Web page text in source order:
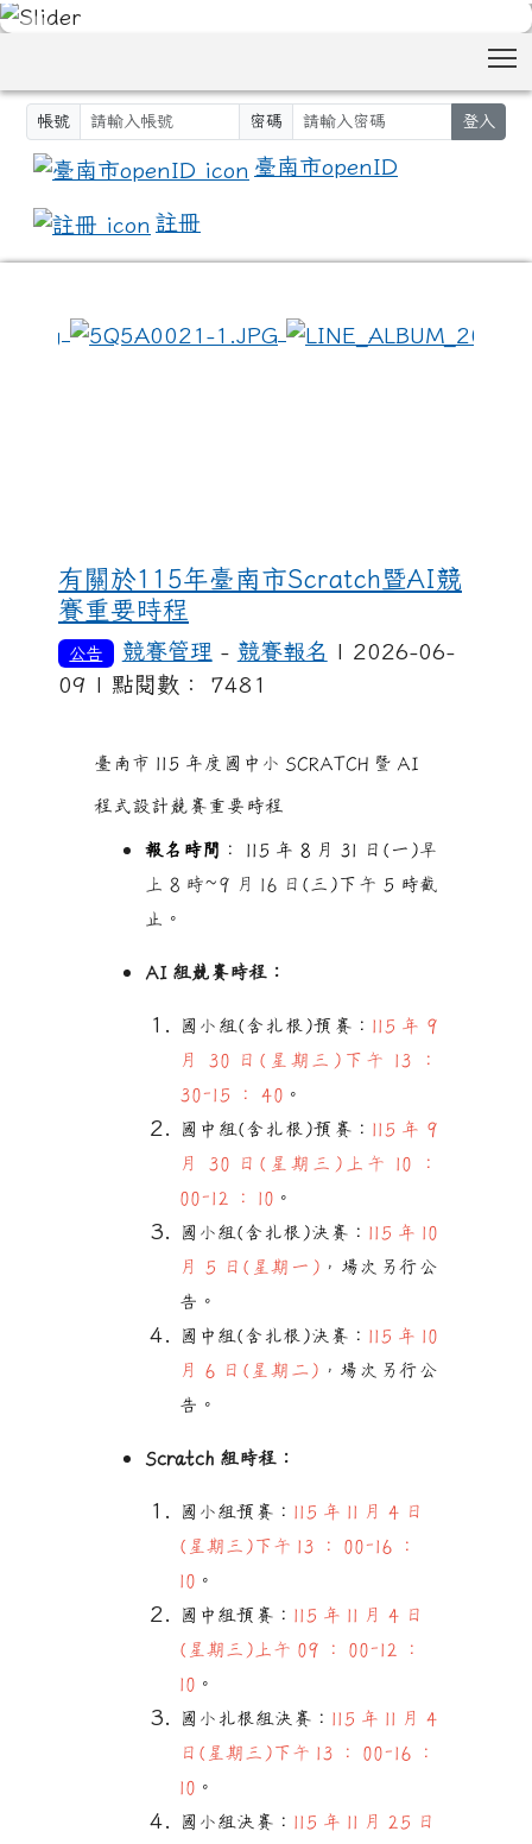
帳號 密碼 登入
臺南市openID
註冊
photo-253
有關於115年臺南市Scratch暨AI競
賽重要時程
公告 競賽管理 - 競賽報名 | 2026-06-
09 | 點閱數： 7481
臺南市 115 年度國中小 SCRATCH 暨 AI
程式設計競賽重要時程
報名時間 ： 115 年 8 月 31 日(一)早
上 8 時~9 月 16 日 (三)下午 5 時截
止。
AI 組競賽時程：
國小組(含扎根)預賽： 115 年 9
月 30 日(星期三)下午 13 ：
30-15 ： 40 。
國中組(含扎根)預賽： 115 年 9
月 30 日(星期三)上午 10 ：
00-12 ： 10 。
國小組(含扎根)決賽： 115 年 10
月 5 日(星期一) ，場次另行公
告。
國中組(含扎根)決賽： 115 年 10
月 6 日(星期二) ，場次另行公
告 。
Scratch 組時程：
國小組預賽： 115 年 11 月 4 日
(星期三)下午 13 ： 00-16 ：
10 。
國中組預賽 ： 115 年 11 月 4 日
(星期三)上午 09 ： 00-12 ：
10 。
國小扎根組決賽 ： 115 年 11 月 4
日(星期三)下午 13 ： 00-16 ：
10 。
國小組決賽： 115 年 11 月 25 日